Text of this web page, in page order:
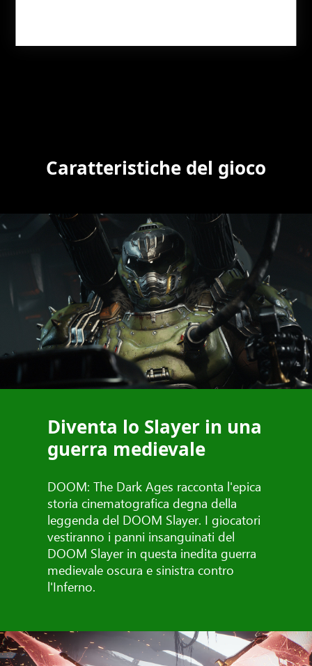
Caratteristiche del gioco
Diventa lo Slayer in una
guerra medievale
DOOM: The Dark Ages racconta l'epica
storia cinematografica degna della
leggenda del DOOM Slayer. I giocatori
vestiranno i panni insanguinati del
DOOM Slayer in questa inedita guerra
medievale oscura e sinistra contro
l'Inferno.